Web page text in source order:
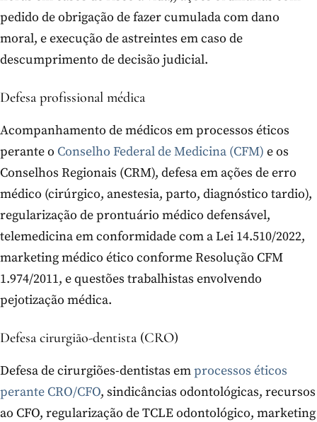
pedido de obrigação de fazer cumulada com dano
moral, e execução de astreintes em caso de
descumprimento de decisão judicial.
Defesa profissional médica
Acompanhamento de médicos em processos éticos
perante o Conselho Federal de Medicina (CFM) e os
Conselhos Regionais (CRM), defesa em ações de erro
médico (cirúrgico, anestesia, parto, diagnóstico tardio),
regularização de prontuário médico defensável,
telemedicina em conformidade com a Lei 14.510/2022,
marketing médico ético conforme Resolução CFM
1.974/2011, e questões trabalhistas envolvendo
pejotização médica.
Defesa cirurgião-dentista (CRO)
Defesa de cirurgiões-dentistas emprocessos éticos
perante CRO/CFO, sindicâncias odontológicas, recursos
ao CFO, regularização de TCLE odontológico, marketing